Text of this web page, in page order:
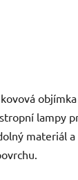
lampy
materiál